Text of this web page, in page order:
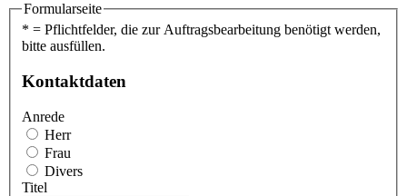
Formularseite
* = Pflichtfelder, die zur Auftragsbearbeitung benötigt werden,
bitte ausfüllen.
Kontaktdaten
Anrede
Herr
Frau
Divers
Titel